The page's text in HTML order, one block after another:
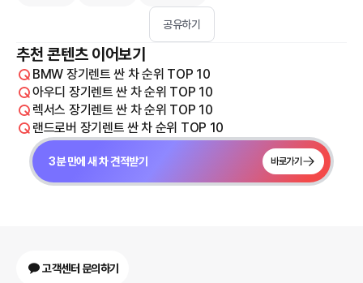
공유하기
추천 콘텐츠 이어보기
BMW 장기렌트 싼 차 순위 TOP 10
아우디 장기렌트 싼 차 순위 TOP 10
렉서스 장기렌트 싼 차 순위 TOP 10
랜드로버 장기렌트 싼 차 순위 TOP 10
3분 만에 새 차 견적받기 바로가기
고객센터 문의하기